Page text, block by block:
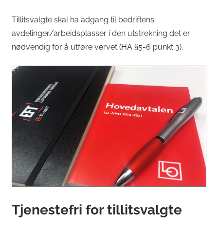
Tillitsvalgte skal ha adgang til bedriftens
avdelinger/arbeidsplasser i den utstrekning det er
nødvendig for å utføre vervet (HA §5-6 punkt 3).
Tjenestefri for tillitsvalgte